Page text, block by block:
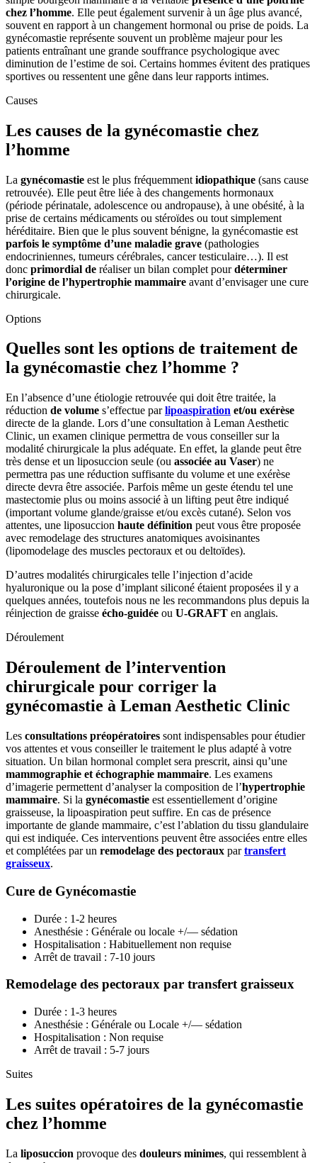
chez l’homme. Elle peut également survenir à un âge plus avancé,
souvent en rapport à un changement hormonal ou prise de poids. La
gynécomastie représente souvent un problème majeur pour les
patients entraînant une grande souffrance psychologique avec
diminution de l’estime de soi. Certains hommes évitent des pratiques
sportives ou ressentent une gêne dans leur rapports intimes.
Causes
Les causes de la gynécomastie chez
l’homme
La gynécomastie est le plus fréquemment idiopathique (sans cause
retrouvée). Elle peut être liée à des changements hormonaux
(période périnatale, adolescence ou andropause), à une obésité, à la
prise de certains médicaments ou stéroïdes ou tout simplement
héréditaire. Bien que le plus souvent bénigne, la gynécomastie est
parfois le symptôme d’une maladie grave (pathologies
endocriniennes, tumeurs cérébrales, cancer testiculaire…). Il est
donc primordial de réaliser un bilan complet pourdéterminer
l’origine de l’hypertrophie mammaire avant d’envisager une cure
chirurgicale.
Options
Quelles sont les options de traitement de
la gynécomastie chez l’homme ?
En l’absence d’une étiologie retrouvée qui doit être traitée, la
réduction de volume s’effectue parlipoaspiration et/ou exérèse
directe de la glande. Lors d’une consultation à Leman Aesthetic
Clinic, un examen clinique permettra de vous conseiller sur la
modalité chirurgicale la plus adéquate. En effet, la glande peut être
très dense et un liposuccion seule (ou associée au Vaser) ne
permettra pas une réduction suffisante du volume et une exérèse
directe devra être associée. Parfois même un geste étendu tel une
mastectomie plus ou moins associé à un lifting peut être indiqué
(important volume glande/graisse et/ou excès cutané). Selon vos
attentes, une liposuccion haute définition peut vous être proposée
avec remodelage des structures anatomiques avoisinantes
(lipomodelage des muscles pectoraux et ou deltoïdes).
D’autres modalités chirurgicales telle l’injection d’acide
hyaluronique ou la pose d’implant siliconé étaient proposées il y a
quelques années, toutefois nous ne les recommandons plus depuis la
réinjection de graisse écho-guidée ou U-GRAFT en anglais.
Déroulement
Déroulement de l’intervention
chirurgicale pour corriger la
gynécomastie à Leman Aesthetic Clinic
Les consultations préopératoires sont indispensables pour étudier
vos attentes et vous conseiller le traitement le plus adapté à votre
situation. Un bilan hormonal complet sera prescrit, ainsi qu’une
mammographie et échographie mammaire. Les examens
d’imagerie permettent d’analyser la composition de l’hypertrophie
mammaire. Si la gynécomastie est essentiellement d’origine
graisseuse, la lipoaspiration peut suffire. En cas de présence
importante de glande mammaire, c’est l’ablation du tissu glandulaire
qui est indiquée. Ces interventions peuvent être associées entre elles
et complétées par un remodelage des pectoraux partransfert
graisseux.
Cure de Gynécomastie
Durée : 1-2 heures
Anesthésie : Générale ou locale +/— sédation
Hospitalisation : Habituellement non requise
Arrêt de travail : 7-10 jours
Remodelage des pectoraux par transfert graisseux
Durée : 1-3 heures
Anesthésie : Générale ou Locale +/— sédation
Hospitalisation : Non requise
Arrêt de travail : 5-7 jours
Suites
Les suites opératoires de la gynécomastie
chez l’homme
La liposuccion provoque des douleurs minimes, qui ressemblent à